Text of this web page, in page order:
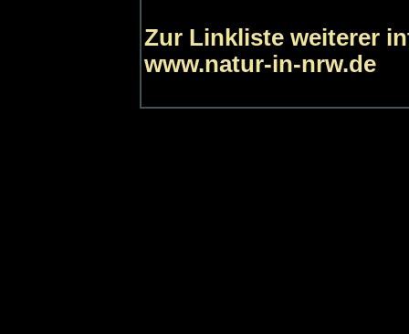
Zur Linkliste weiterer
www.natur-in-nrw.de